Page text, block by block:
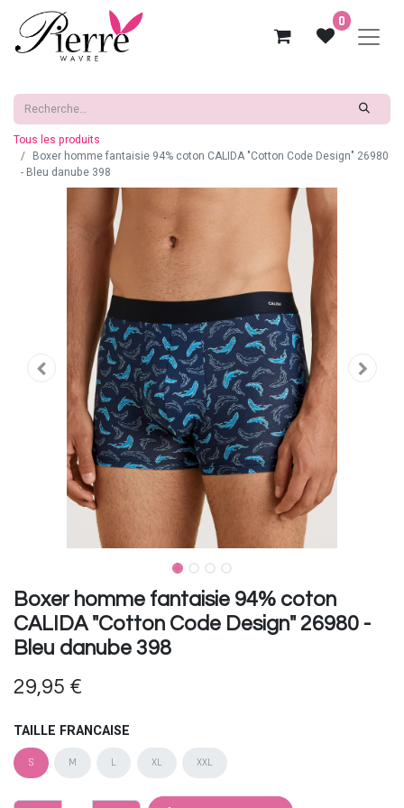
0
Tous les produits
Boxer homme fantaisie 94% coton CALIDA "Cotton Code Design" 26980
- Bleu danube 398
Boxer homme fantaisie 94% coton
CALIDA "Cotton Code Design" 26980 -
Bleu danube 398
29,95 €
TAILLE FRANCAISE
S M L XL XXL